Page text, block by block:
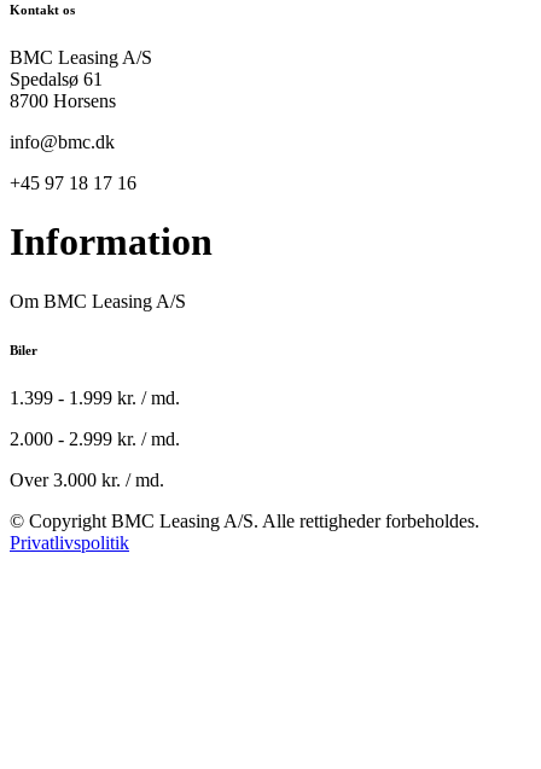
Kontakt os
BMC Leasing A/S
Spedalsø 61
8700 Horsens
info@bmc.dk
+45 97 18 17 16
Information
Om BMC Leasing A/S
Biler
1.399 - 1.999 kr. / md.
2.000 - 2.999 kr. / md.
Over 3.000 kr. / md.
© Copyright BMC Leasing A/S. Alle rettigheder forbeholdes.
Privatlivspolitik